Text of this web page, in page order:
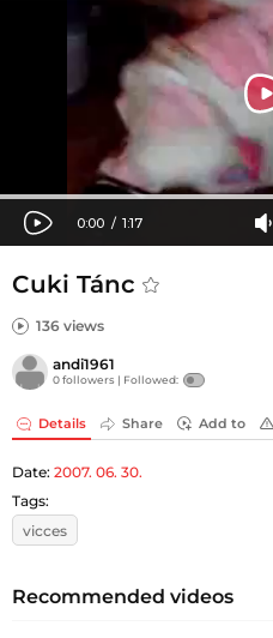
Cuki Tánc
136 views
andi1961
0 followers | Followed:
Details Share Add to
Date: 2007. 06. 30.
Tags:
vicces
Recommended videos